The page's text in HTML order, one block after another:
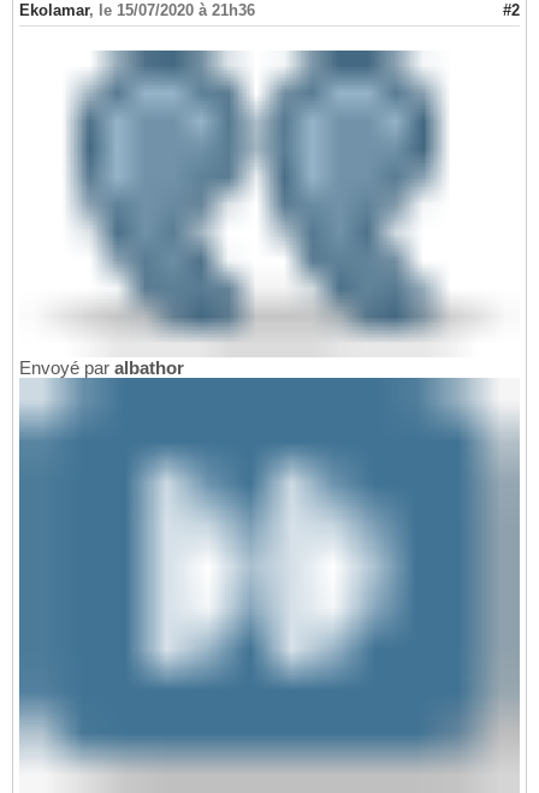
Ekolamar, le 15/07/2020 à 21h36 #2
Envoyé par albathor